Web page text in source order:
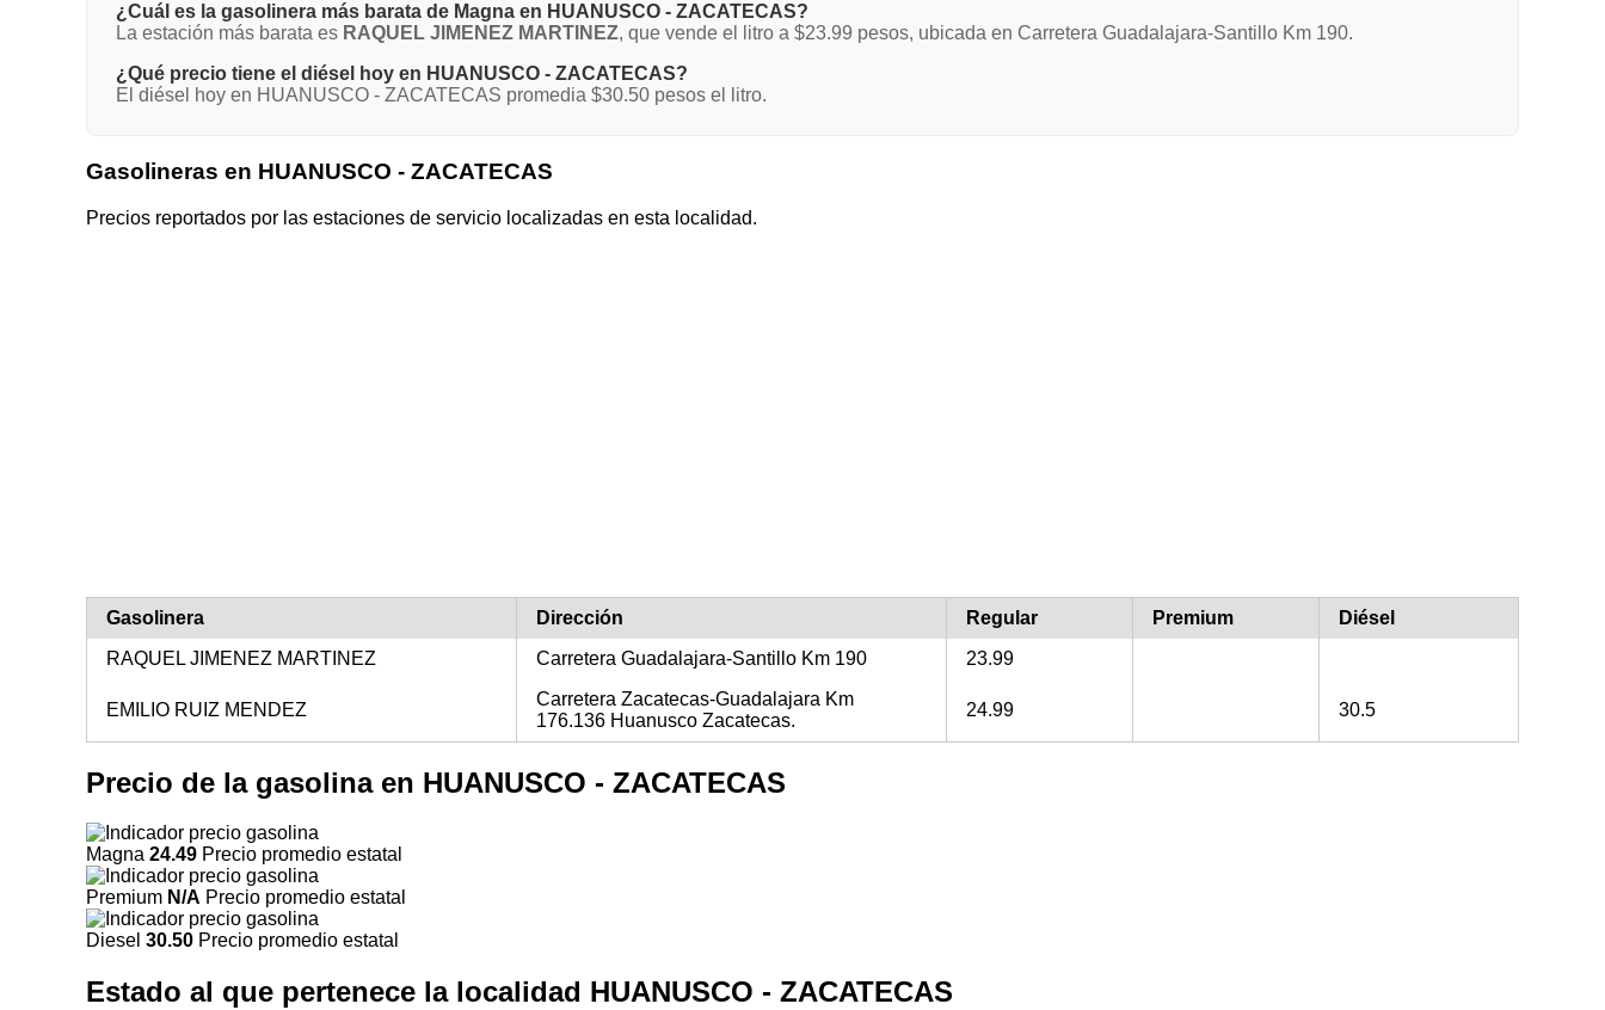
¿Cuál es la gasolinera más barata de Magna en HUANUSCO - ZACATECAS?
La estación más barata es RAQUEL JIMENEZ MARTINEZ, que vende el litro a $23.99 pesos, ubicada en Carretera Guadalajara-Santillo Km 190.
¿Qué precio tiene el diésel hoy en HUANUSCO - ZACATECAS?
El diésel hoy en HUANUSCO - ZACATECAS promedia $30.50 pesos el litro.
Gasolineras en HUANUSCO - ZACATECAS
Precios reportados por las estaciones de servicio localizadas en esta localidad.
Gasolinera Dirección Regular Premium
Diésel
RAQUEL JIMENEZ MARTINEZ
Carretera Guadalajara-Santillo Km 190 23.99
EMILIO RUIZ MENDEZ
Carretera Zacatecas-Guadalajara Km
176.136 Huanusco Zacatecas.
24.99 30.5
Precio de la gasolina en HUANUSCO - ZACATECAS
Magna 24.49 Precio promedio estatal
Premium N/A Precio promedio estatal
Diesel 30.50 Precio promedio estatal
Estado al que pertenece la localidad HUANUSCO - ZACATECAS